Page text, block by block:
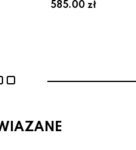
585.00 zł